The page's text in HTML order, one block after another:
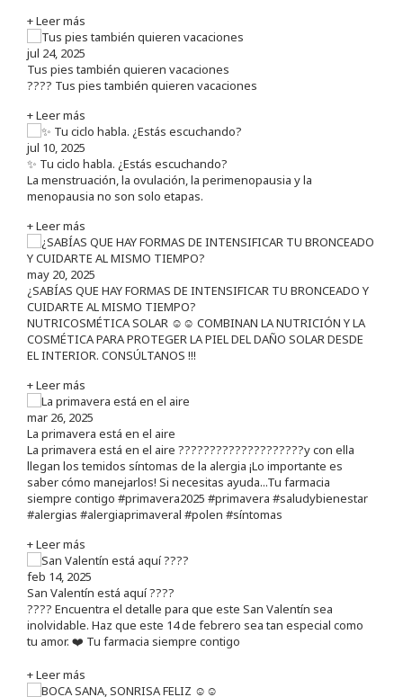
+ Leer más
jul 24, 2025
Tus pies también quieren vacaciones
???? Tus pies también quieren vacaciones
+ Leer más
jul 10, 2025
✨ Tu ciclo habla. ¿Estás escuchando?
La menstruación, la ovulación, la perimenopausia y la
menopausia no son solo etapas.
+ Leer más
may 20, 2025
¿SABÍAS QUE HAY FORMAS DE INTENSIFICAR TU BRONCEADO Y
CUIDARTE AL MISMO TIEMPO?
NUTRICOSMÉTICA SOLAR ☺️☺️ COMBINAN LA NUTRICIÓN Y LA
COSMÉTICA PARA PROTEGER LA PIEL DEL DAÑO SOLAR DESDE
EL INTERIOR. CONSÚLTANOS !!!
+ Leer más
mar 26, 2025
La primavera está en el aire
La primavera está en el aire ????????????????????y con ella
llegan los temidos síntomas de la alergia ¡Lo importante es
saber cómo manejarlos! Si necesitas ayuda...Tu farmacia
siempre contigo #primavera2025 #primavera #saludybienestar
#alergias #alergiaprimaveral #polen #síntomas
+ Leer más
feb 14, 2025
San Valentín está aquí ????
???? Encuentra el detalle para que este San Valentín sea
inolvidable. Haz que este 14 de febrero sea tan especial como
tu amor. ❤️ Tu farmacia siempre contigo
+ Leer más